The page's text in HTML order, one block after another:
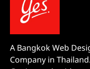
A Bangkok Web
Company in Thailand.